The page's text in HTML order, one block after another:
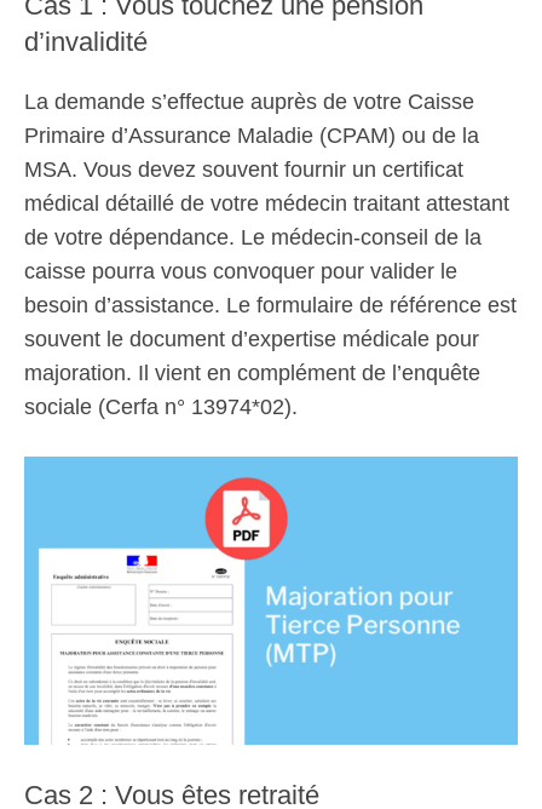
d’invalidité
La demande s’effectue auprès de votre Caisse
Primaire d’Assurance Maladie (CPAM) ou de la
MSA. Vous devez souvent fournir un certificat
médical détaillé de votre médecin traitant attestant
de votre dépendance. Le médecin-conseil de la
caisse pourra vous convoquer pour valider le
besoin d’assistance. Le formulaire de référence est
souvent le document d’expertise médicale pour
majoration. Il vient en complément de l’enquête
sociale (Cerfa n° 13974*02).
Cas 2 : Vous êtes retraité